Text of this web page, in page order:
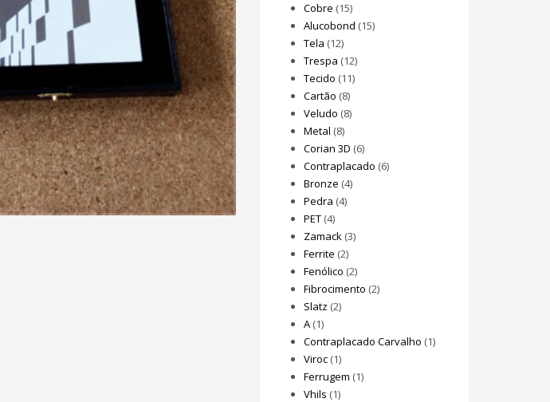
Cobre (15)
Alucobond (15)
Tela (12)
Trespa (12)
Tecido (11)
Cartão (8)
Veludo (8)
Metal (8)
Corian 3D (6)
Contraplacado (6)
Bronze (4)
Pedra (4)
PET(4)
Zamack(3)
Ferrite (2)
Fenólico (2)
Fibrocimento (2)
Slatz (2)
A(1)
Contraplacado Carvalho (1)
Viroc(1)
Ferrugem (1)
Vhils (1)